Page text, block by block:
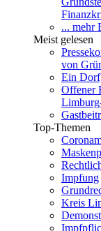
... mehr
Meist gelesen
von
Ein
Offener
Top-Themen
Impfung
Kreis